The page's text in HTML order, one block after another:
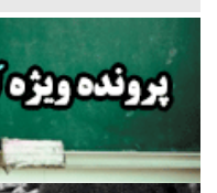
دنده دولت به واگذاری مسئله‌دار
غریزه‌ی بقا و آقای باقی و رفقا
جراحی‌های زیبایی با مدرک
گفت‌وگو با همسر یکی از شهدای